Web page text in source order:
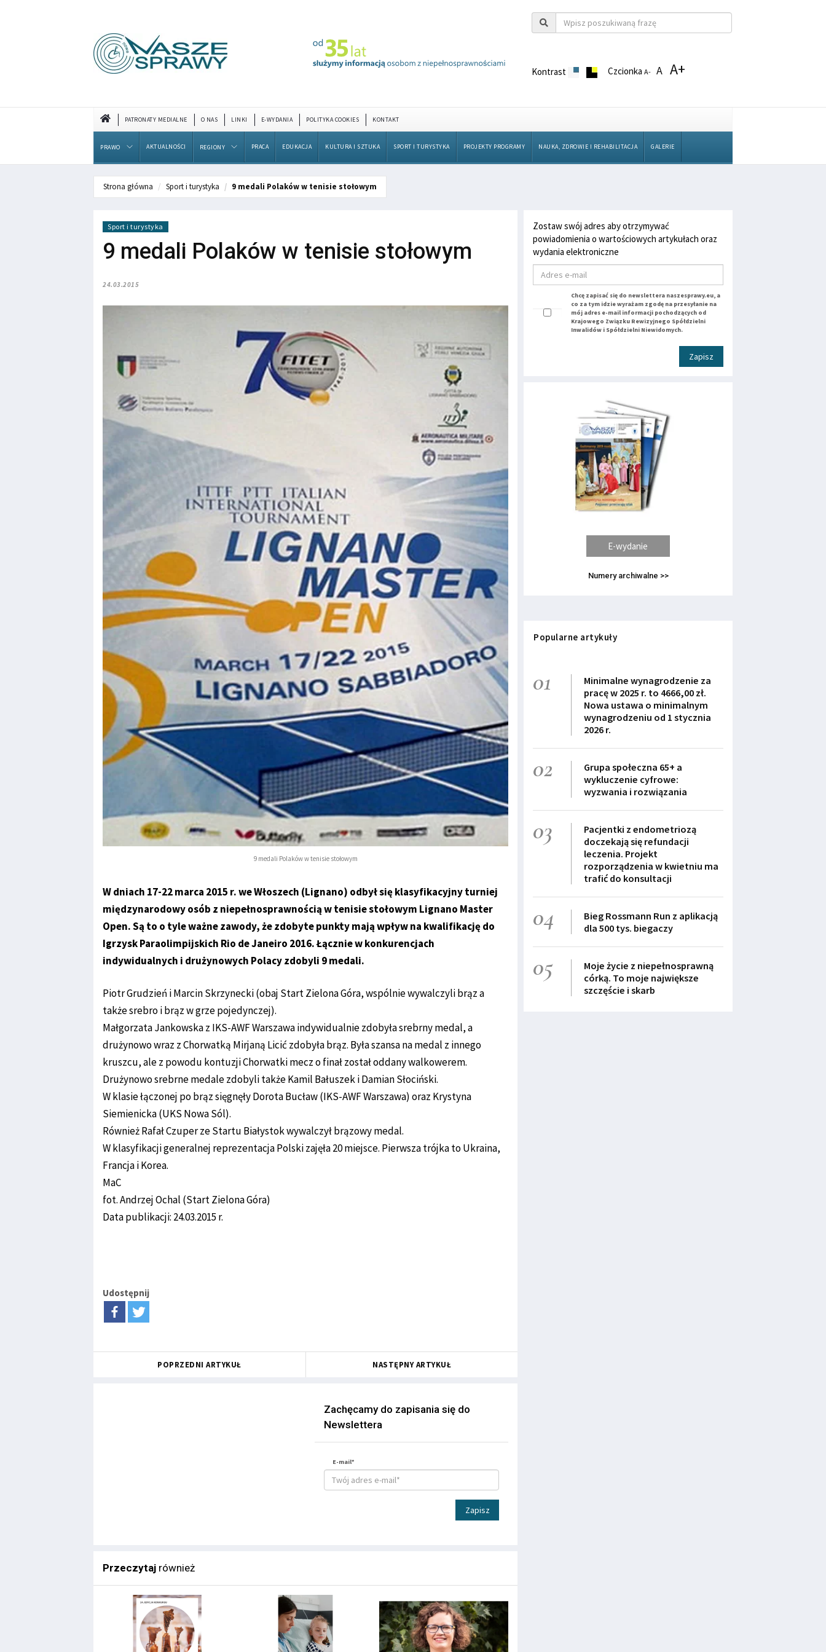
Kontrast CzcionkaA- A A+
PATRONATY MEDIALNE O NAS LINKI E-WYDANIA POLITYKA COOKIES KONTAKT
PRAWO AKTUALNOŚCI REGIONY PRACA EDUKACJA KULTURA I SZTUKA SPORT I TURYSTYKA PROJEKTY PROGRAMY NAUKA, ZDROWIE I REHABILITACJA GALERIE
Strona główna Sport i turystyka 9 medali Polaków w tenisie stołowym
Sport i turystyka
9 medali Polaków w tenisie stołowym
24.03.2015
9 medali Polaków w tenisie stołowym
W dniach 17-22 marca 2015 r. we Włoszech (Lignano) odbył się klasyfikacyjny turniej
międzynarodowy osób z niepełnosprawnością w tenisie stołowym Lignano Master
Open. Są to o tyle ważne zawody, że zdobyte punkty mają wpływ na kwalifikację do
Igrzysk Paraolimpijskich Rio de Janeiro 2016. Łącznie w konkurencjach
indywidualnych i drużynowych Polacy zdobyli 9 medali.
Piotr Grudzień i Marcin Skrzynecki (obaj Start Zielona Góra, wspólnie wywalczyli brąz a
także srebro i brąz w grze pojedynczej).
Małgorzata Jankowska z IKS-AWF Warszawa indywidualnie zdobyła srebrny medal, a
drużynowo wraz z Chorwatką Mirjaną Licić zdobyła brąz. Była szansa na medal z innego
kruszcu, ale z powodu kontuzji Chorwatki mecz o finał został oddany walkowerem.
Drużynowo srebrne medale zdobyli także Kamil Bałuszek i Damian Słociński.
W klasie łączonej po brąz sięgnęły Dorota Bucław (IKS-AWF Warszawa) oraz Krystyna
Siemienicka (UKS Nowa Sól).
Również Rafał Czuper ze Startu Białystok wywalczył brązowy medal.
W klasyfikacji generalnej reprezentacja Polski zajęła 20 miejsce. Pierwsza trójka to Ukraina,
Francja i Korea.
MaC
fot. Andrzej Ochal (Start Zielona Góra)
Data publikacji: 24.03.2015 r.
Udostępnij
POPRZEDNI ARTYKUŁ NASTĘPNY ARTYKUŁ
Zachęcamy do zapisania się do
Newslettera
E-mail*
Zapisz
Przeczytaj również
Zostaw swój adres aby otrzymywać
powiadomienia o wartościowych artykułach oraz
wydania elektroniczne
Chcę zapisać się do newslettera naszesprawy.eu, a
co za tym idzie wyrażam zgodę na przesyłanie na
mój adres e-mail informacji pochodzących od
Krajowego Związku Rewizyjnego Spółdzielni
Inwalidów i Spółdzielni Niewidomych.
Zapisz
E-wydanie
Numery archiwalne >>
Popularne artykuły
01
Minimalne wynagrodzenie za
pracę w 2025 r. to 4666,00 zł.
Nowa ustawa o minimalnym
wynagrodzeniu od 1 stycznia
2026 r.
02
Grupa społeczna 65+ a
wykluczenie cyfrowe:
wyzwania i rozwiązania
03
Pacjentki z endometriozą
doczekają się refundacji
leczenia. Projekt
rozporządzenia w kwietniu ma
trafić do konsultacji
04
Bieg Rossmann Run z aplikacją
dla 500 tys. biegaczy
05
Moje życie z niepełnosprawną
córką. To moje największe
szczęście i skarb